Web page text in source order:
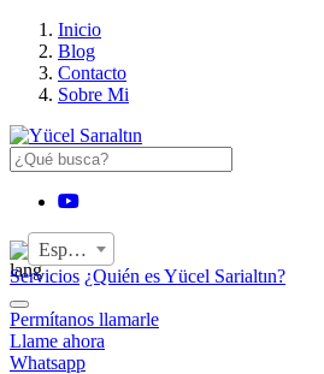
Inicio
Blog
Contacto
Sobre Mi
YouTube
Español
Servicios ¿Quién es Yücel Sarialtın?
Permítanos llamarle
Llame ahora
Whatsapp